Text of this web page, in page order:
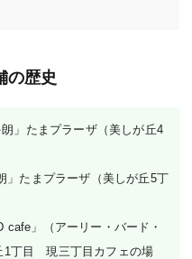
の歴史
」たまプラーザ（美しが丘4
たまプラーザ（美しが丘5丁
」（アーリー・バード・
丁目　現三丁目カフェの場